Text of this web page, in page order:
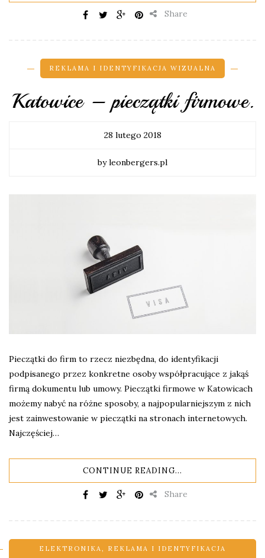
Share
REKLAMA I IDENTYFIKACJA WIZUALNA
Katowice – pieczątki firmowe.
28 lutego 2018
by leonbergers.pl
Pieczątki do firm to rzecz niezbędna, do identyfikacji
podpisanego przez konkretne osoby współpracujące z jakąś
firmą dokumentu lub umowy. Pieczątki firmowe w Katowicach
możemy nabyć na różne sposoby, a najpopularniejszym z nich
jest zainwestowanie w pieczątki na stronach internetowych.
Najczęściej…
CONTINUE READING...
Share
ELEKTRONIKA , REKLAMA I IDENTYFIKACJA